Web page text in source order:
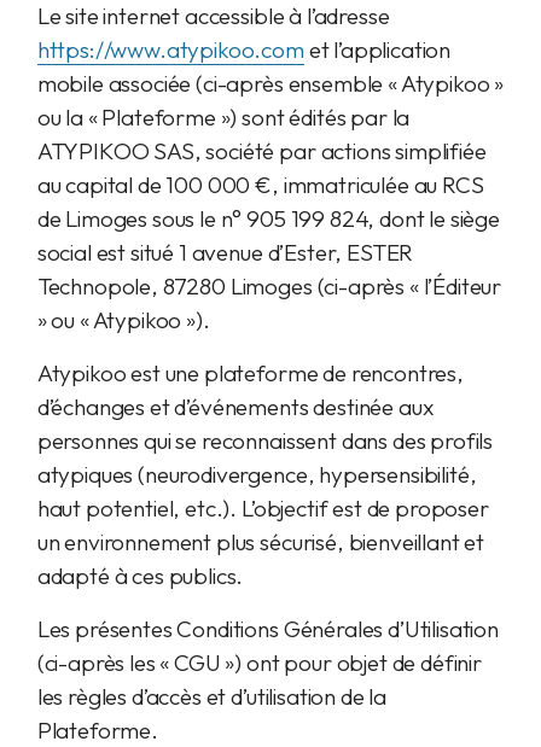
Le site internet accessible à l’adresse
https://www.atypikoo.com et l’application
mobile associée (ci-après ensemble « Atypikoo »
ou la « Plateforme ») sont édités par la
ATYPIKOO SAS, société par actions simplifiée
au capital de 100 000 €, immatriculée au RCS
de Limoges sous le n° 905 199 824, dont le siège
social est situé 1 avenue d’Ester, ESTER
Technopole, 87280 Limoges (ci-après « l’Éditeur
» ou « Atypikoo »).
Atypikoo est une plateforme de rencontres,
d’échanges et d’événements destinée aux
personnes qui se reconnaissent dans des profils
atypiques (neurodivergence, hypersensibilité,
haut potentiel, etc.). L’objectif est de proposer
un environnement plus sécurisé, bienveillant et
adapté à ces publics.
Les présentes Conditions Générales d’Utilisation
(ci-après les « CGU ») ont pour objet de définir
les règles d’accès et d’utilisation de la
Plateforme.